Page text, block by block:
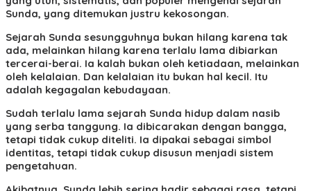
Sunda, yang ditemukan justru kekosongan.
Sejarah Sunda sesungguhnya bukan hilang karena tak
ada, melainkan hilang karena terlalu lama dibiarkan
tercerai-berai. Ia kalah bukan oleh ketiadaan, melainkan
oleh kelalaian. Dan kelalaian itu bukan hal kecil. Itu
adalah kegagalan kebudayaan.
Sudah terlalu lama sejarah Sunda hidup dalam nasib
yang serba tanggung. Ia dibicarakan dengan bangga,
tetapi tidak cukup diteliti. Ia dipakai sebagai simbol
identitas, tetapi tidak cukup disusun menjadi sistem
pengetahuan.